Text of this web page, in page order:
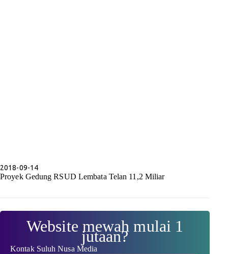
2018-09-14
Proyek Gedung RSUD Lembata Telan 11,2 Miliar
Website mewah mulai 1
jutaan?
Kontak Suluh Nusa Media